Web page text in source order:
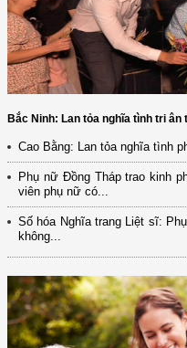
Bắc Ninh: Lan tỏa nghĩa tình tri
Cao Bằng: Lan tỏa nghĩa tình
Phụ nữ Đồng Tháp trao kinh
viên phụ nữ có...
Số hóa Nghĩa trang Liệt sĩ:
không...